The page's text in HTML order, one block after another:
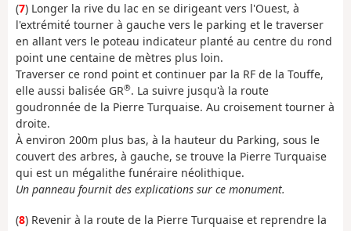
(7) Longer la rive du lac en se dirigeant vers l'Ouest, à
l'extrémité tourner à gauche vers le parking et le traverser
en allant vers le poteau indicateur planté au centre du rond
point une centaine de mètres plus loin.
Traverser ce rond point et continuer par la RF de la Touffe,
elle aussi balisée GR®. La suivre jusqu'à la route
goudronnée de la Pierre Turquaise. Au croisement tourner à
droite.
À environ 200m plus bas, à la hauteur du Parking, sous le
couvert des arbres, à gauche, se trouve la Pierre Turquaise
qui est un mégalithe funéraire néolithique.
Un panneau fournit des explications sur ce monument.
(8) Revenir à la route de la Pierre Turquaise et reprendre la